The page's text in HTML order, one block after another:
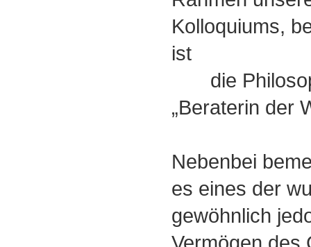
Kolloquiums,
ist
die
„Beraterin der
Nebenbei
es eines der
gewöhnlich